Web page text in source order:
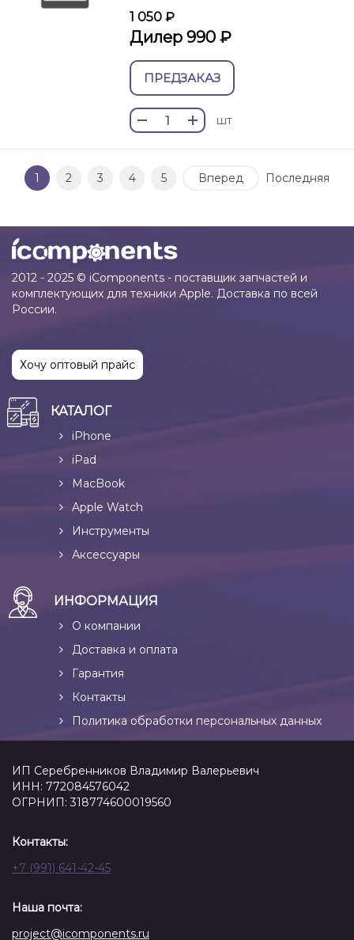
1 050 ₽
Дилер 990 ₽
ПРЕДЗАКАЗ
шт
1 2 3 4 5 Вперед Последняя
2012 - 2025 © iComponents - поставщик запчастей и
комплектующих для техники Apple. Доставка по всей
России.
Хочу оптовый прайс
КАТАЛОГ
iPhone
iPad
MacBook
Apple Watch
Инструменты
Аксессуары
ИНФОРМАЦИЯ
О компании
Доставка и оплата
Гарантия
Контакты
Политика обработки персональных данных
ИП Серебренников Владимир Валерьевич
ИНН: 772084576042
ОГРНИП: 318774600019560
Контакты:
+7 (991) 641-42-45
Наша почта:
project@icomponents.ru